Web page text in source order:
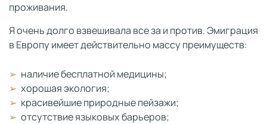
проживания.
Я очень долго взвешивала все за и против. Эмиграция
в Европу имеет действительно массу преимуществ:
наличие бесплатной медицины;
хорошая экология;
красивейшие природные пейзажи;
отсутствие языковых барьеров;